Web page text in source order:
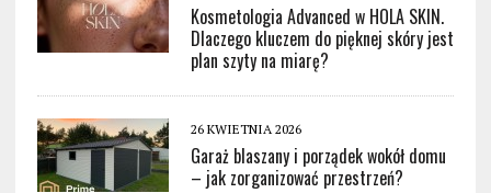
Kosmetologia Advanced w HOLA SKIN.
Dlaczego kluczem do pięknej skóry jest
plan szyty na miarę?
26 KWIETNIA 2026
Garaż blaszany i porządek wokół domu
– jak zorganizować przestrzeń?